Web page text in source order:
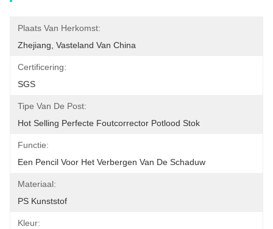
Plaats Van Herkomst:
Zhejiang, Vasteland Van China
Certificering:
SGS
Tipe Van De Post:
Hot Selling Perfecte Foutcorrector Potlood Stok
Functie:
Een Pencil Voor Het Verbergen Van De Schaduw
Materiaal:
PS Kunststof
Kleur: